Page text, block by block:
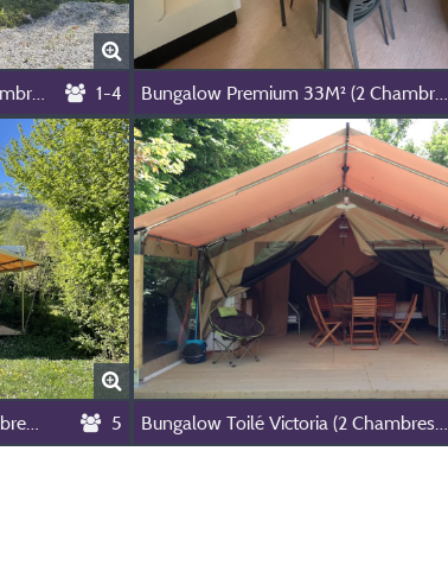
Bungalow Evolution 31M² (2 Chambres, Maximum 4 Personnes) 1-4 Bungalow Premium 33M² (2 Chambres, Maximum 4 Personnes)
Bungalow Toilé Canada (2 Chambres, Maximum 5 Personnes) 5 Bungalow Toilé Victoria (2 Chambres, Maximum 5 Personnes)